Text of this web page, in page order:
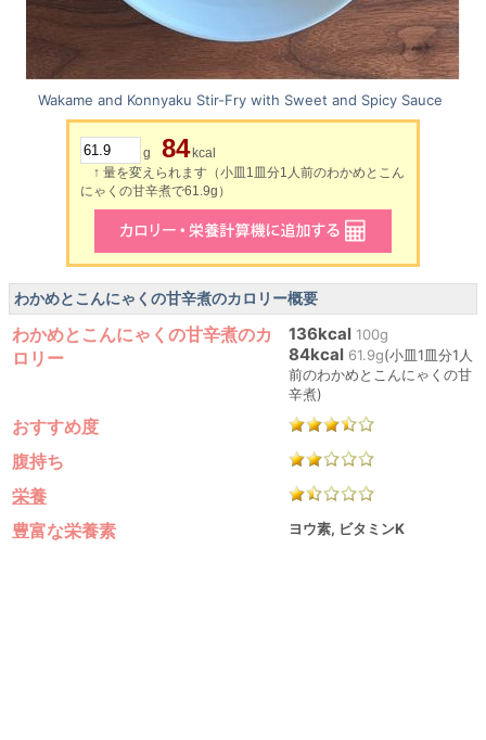
Wakame and Konnyaku Stir-Fry with Sweet and Spicy Sauce
g 84 kcal
↑ 量を変えられます（小皿1皿分1人前のわかめとこん
にゃくの甘辛煮で61.9g）
わかめとこんにゃくの甘辛煮のカロリー概要
わかめとこんにゃくの甘辛煮のカ
ロリー
136kcal 100g
84kcal 61.9g(小皿1皿分1人
前のわかめとこんにゃくの甘
辛煮)
おすすめ度
腹持ち
栄養
豊富な栄養素
ヨウ素, ビタミンK